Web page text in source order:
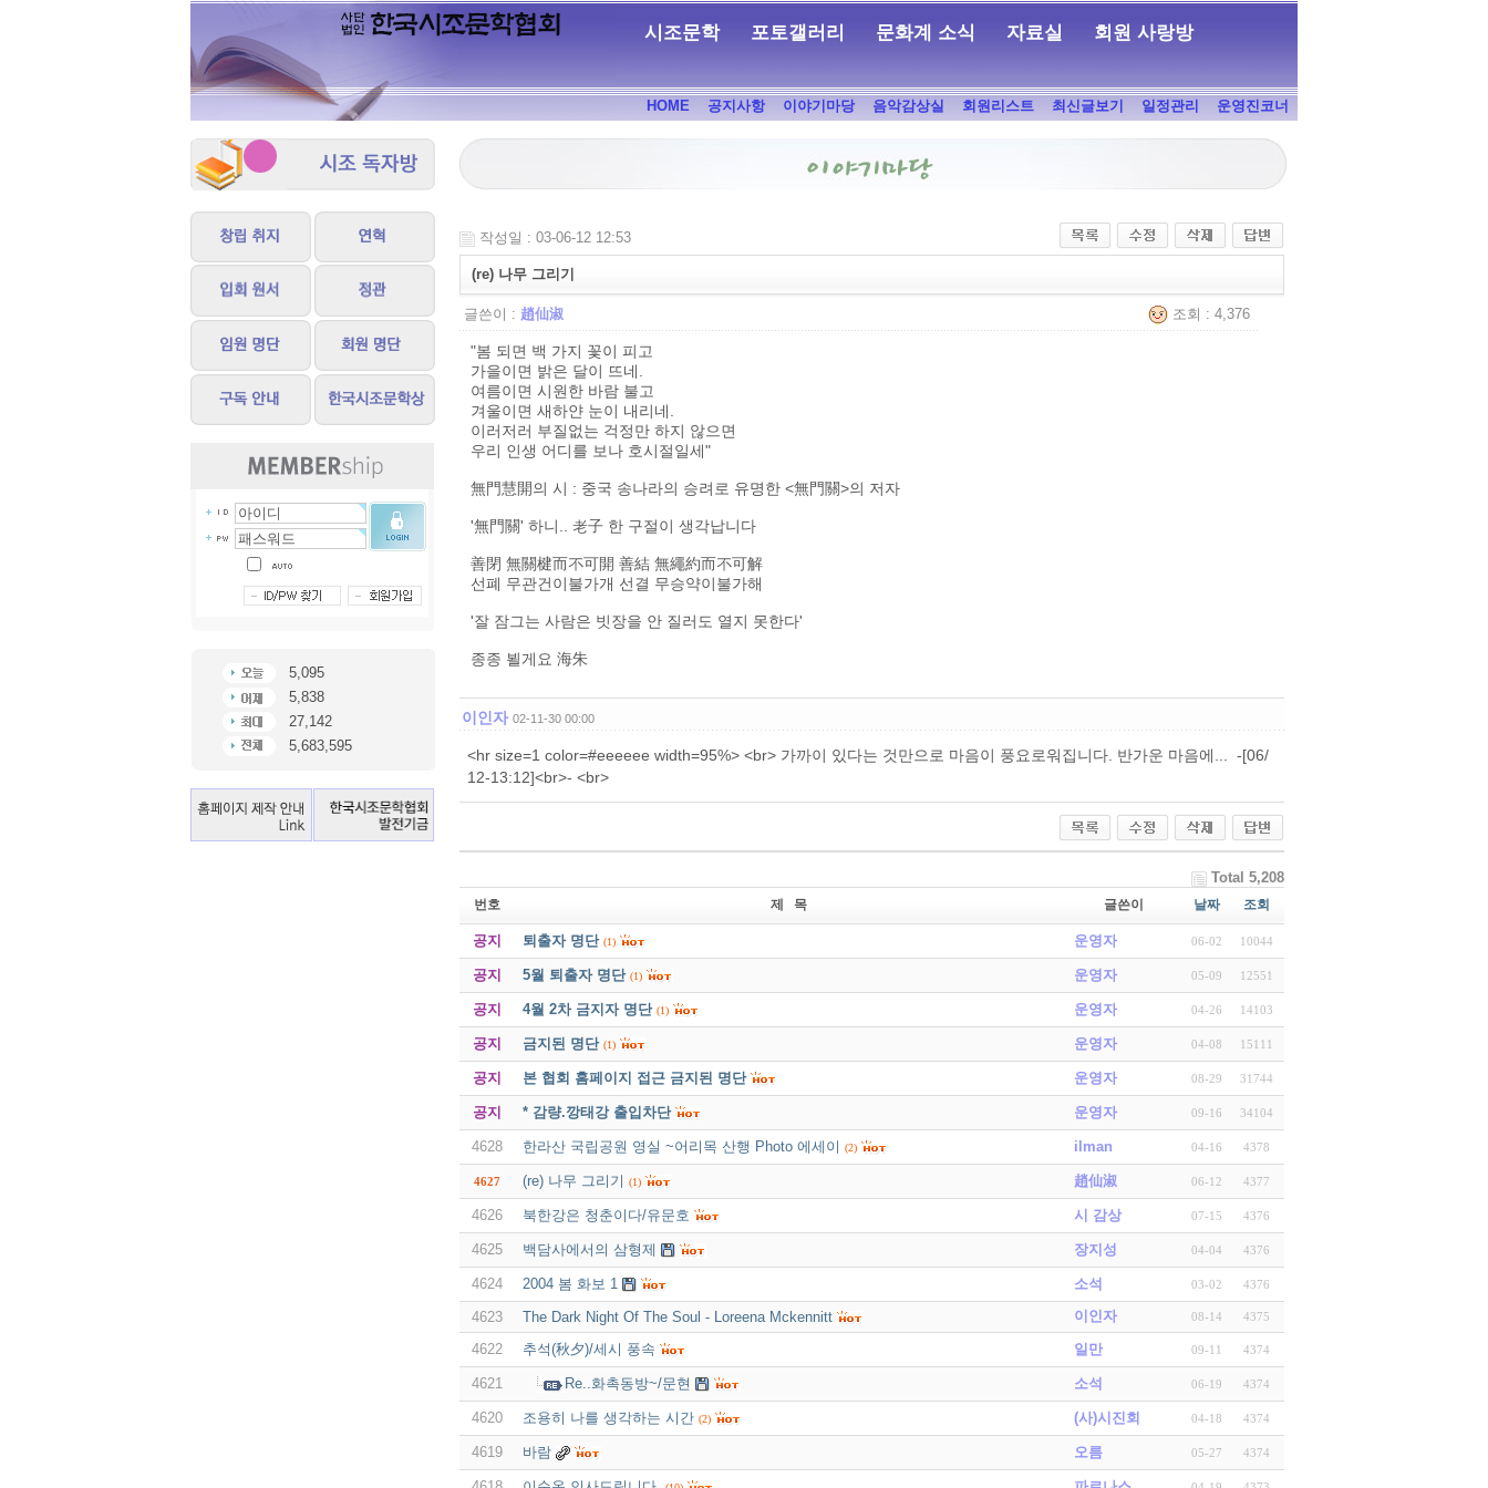
시조문학 포토갤러리 문화계 소식 자료실 회원 사랑방
HOME 공지사항 이야기마당 음악감상실 회원리스트 최신글보기 일정관리 운영진코너
5,095
5,838
27,142
5,683,595
작성일 : 03-06-12 12:53
(re) 나무 그리기
글쓴이 : 趙仙淑 조회 : 4,376
"봄 되면 백 가지 꽃이 피고
가을이면 밝은 달이 뜨네.
여름이면 시원한 바람 불고
겨울이면 새하얀 눈이 내리네.
이러저러 부질없는 걱정만 하지 않으면
우리 인생 어디를 보나 호시절일세"
無門慧開의 시 : 중국 송나라의 승려로 유명한 <無門關>의 저자
'無門關' 하니.. 老子 한 구절이 생각납니다
善閉 無關楗而不可開 善結 無繩約而不可解
선폐 무관건이불가개 선결 무승약이불가해
'잘 잠그는 사람은 빗장을 안 질러도 열지 못한다'
종종 뵐게요 海朱
이인자 02-11-30 00:00
<hr size=1 color=#eeeeee width=95%> <br> 가까이 있다는 것만으로 마음이 풍요로워집니다. 반가운 마음에... -[06/
12-13:12]<br>- <br>
Total 5,208
번호 제 목 글쓴이 날짜 조회
공지 퇴출자 명단 (1) 운영자 06-02 10044
공지 5월 퇴출자 명단 (1) 운영자 05-09 12551
공지 4월 2차 금지자 명단 (1) 운영자 04-26 14103
공지 금지된 명단 (1) 운영자 04-08 15111
공지 본 협회 홈페이지 접근 금지된 명단 운영자 08-29 31744
공지 * 감량.깡태강 출입차단 운영자 09-16 34104
4628 한라산 국립공원 영실 ~어리목 산행 Photo 에세이 (2) ilman 04-16 4378
4627 (re) 나무 그리기 (1) 趙仙淑 06-12 4377
4626 북한강은 청춘이다/유문호 시 감상 07-15 4376
4625 백담사에서의 삼형제 장지성 04-04 4376
4624 2004 봄 화보 1 소석 03-02 4376
4623 The Dark Night Of The Soul - Loreena Mckennitt 이인자 08-14 4375
4622 추석(秋夕)/세시 풍속 일만 09-11 4374
4621 Re..화촉동방~/문현 소석 06-19 4374
4620 조용히 나를 생각하는 시간 (2) (사)시진회 04-18 4374
4619 바람 오름 05-27 4374